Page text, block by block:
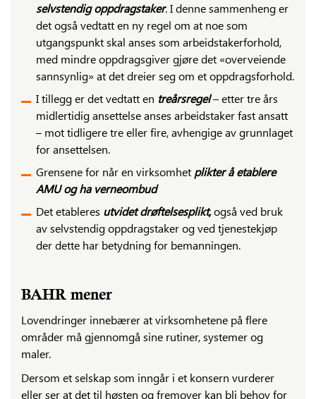
selvstendig oppdragstaker. I denne sammenheng er
det også vedtatt en ny regel om at noe som
utgangspunkt skal anses som arbeidstakerforhold,
med mindre oppdragsgiver gjøre det «overveiende
sannsynlig» at det dreier seg om et oppdragsforhold.
I tillegg er det vedtatt en treårsregel– etter tre års
midlertidig ansettelse anses arbeidstaker fast ansatt
– mot tidligere tre eller fire, avhengige av grunnlaget
for ansettelsen.
Grensene for når en virksomhet plikter å etablere
AMU og ha verneombud
Det etableres utvidet drøftelsesplikt,også ved bruk
av selvstendig oppdragstaker og ved tjenestekjøp
der dette har betydning for bemanningen.
BAHR mener
Lovendringer innebærer at virksomhetene på flere
områder må gjennomgå sine rutiner, systemer og
maler.
Dersom et selskap som inngår i et konsern vurderer
eller ser at det til høsten og fremover kan bli behov for